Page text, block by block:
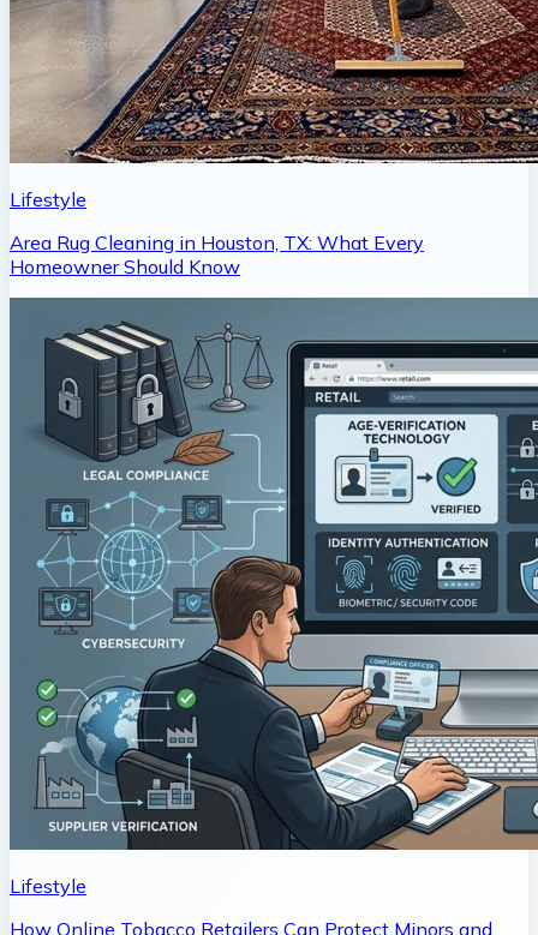
Lifestyle
Area Rug Cleaning in Houston, TX: What Every
Homeowner Should Know
Lifestyle
How Online Tobacco Retailers Can Protect Minors and